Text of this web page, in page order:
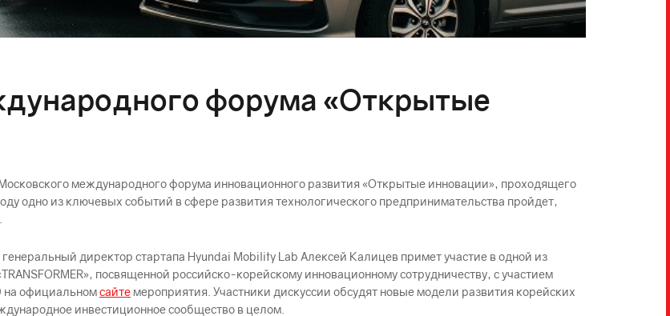
форума «Открытые
международного форума инновационного развития «Открытые инновации», проходящего
одно из ключевых событий в сфере развития технологического предпринимательства пройдет,
директор стартапа Hyundai Mobility Lab Алексей Калицев примет участие в одной из
посвященной российско-корейскому инновационному сотрудничеству, с участием
на официальномсайтемероприятия. Участники дискуссии обсудят новые модели развития корейских
инвестиционное сообщество в целом.